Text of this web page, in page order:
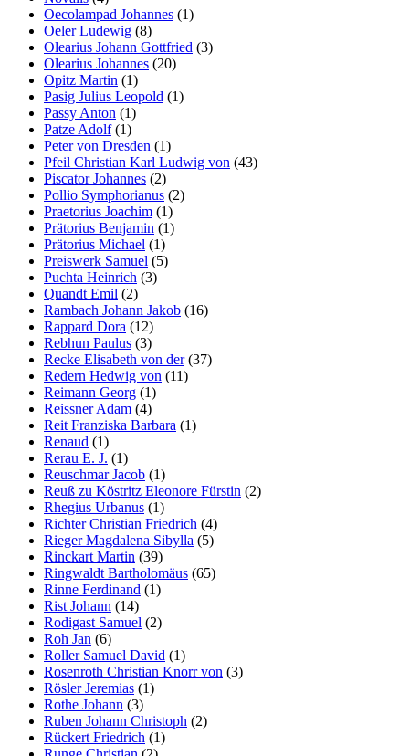
Oecolampad Johannes (1)
Oeler Ludewig (8)
Olearius Johann Gottfried (3)
Olearius Johannes (20)
Opitz Martin (1)
Pasig Julius Leopold (1)
Passy Anton (1)
Patze Adolf(1)
Peter von Dresden (1)
Pfeil Christian Karl Ludwig von (43)
Piscator Johannes (2)
Pollio Symphorianus (2)
Praetorius Joachim (1)
Prätorius Benjamin (1)
Prätorius Michael (1)
Preiswerk Samuel (5)
Puchta Heinrich (3)
Quandt Emil (2)
Rambach Johann Jakob (16)
Rappard Dora (12)
Rebhun Paulus (3)
Recke Elisabeth von der(37)
Redern Hedwig von (11)
Reimann Georg (1)
Reissner Adam (4)
Reit Franziska Barbara (1)
Renaud (1)
Rerau E. J. (1)
Reuschmar Jacob (1)
Reuß zu Köstritz Eleonore Fürstin (2)
Rhegius Urbanus (1)
Richter Christian Friedrich (4)
Rieger Magdalena Sibylla (5)
Rinckart Martin (39)
Ringwaldt Bartholomäus (65)
Rinne Ferdinand (1)
Rist Johann (14)
Rodigast Samuel (2)
Roh Jan (6)
Roller Samuel David (1)
Rosenroth Christian Knorr von (3)
Rösler Jeremias (1)
Rothe Johann (3)
Ruben Johann Christoph (2)
Rückert Friedrich (1)